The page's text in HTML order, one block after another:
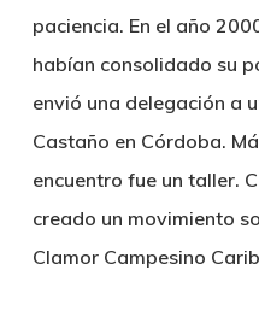
paciencia. En el año
habían consolidado su
envió una delegación a
Castaño en Córdoba.
encuentro fue un taller.
creado un movimiento
Clamor Campesino